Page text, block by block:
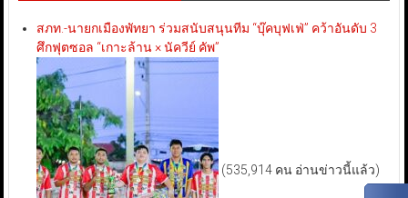
สภท.-นายกเมืองพัทยา ร่วมสนับสนุนทีม “บุ๊คบุฟเฟ่” คว้าอันดับ 3
ศึกฟุตซอล “เกาะล้าน × นัควีย์ คัพ”
(535,914 คน อ่านข่าวนี้แล้ว)